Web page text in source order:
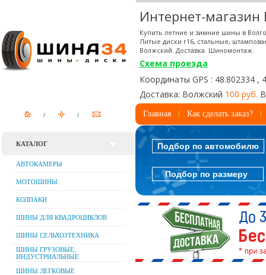
Интернет-
Купить летние и зимние шины в
Литые диски r16, стальные,
Волжский. Доставка. Шиномонтаж.
Схема проезда
Координаты GPS : 48.802334 ,
Доставка: Волжский 100 руб.
Главная Как сделать заказ?
КАТАЛОГ
АВТОКАМЕРЫ
МОТОШИНЫ
КОЛПАКИ
ШИНЫ ДЛЯ КВАДРОЦИКЛОВ
ШИНЫ СЕЛЬХОЗТЕХНИКА
ШИНЫ ГРУЗОВЫЕ,
ИНДУСТРИАЛЬНЫЕ
ШИНЫ ЛЕГКОВЫЕ
Подбор по автомобилю
Подбор по размеру